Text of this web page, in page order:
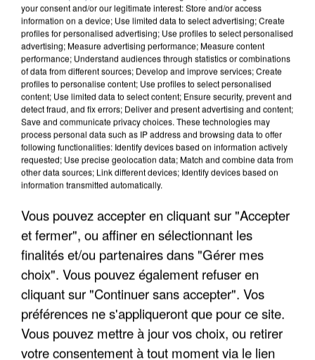
L’UN DES FONDATEURS SUPPOSÉS DE LA DZ
your consent and/or our legitimate interest: Store and/or access
information on a device; Use limited data to select advertising; Create
profiles for personalised advertising; Use profiles to select personalised
advertising; Measure advertising performance; Measure content
performance; Understand audiences through statistics or combinations
of data from different sources; Develop and improve services; Create
profiles to personalise content; Use profiles to select personalised
content; Use limited data to select content; Ensure security, prevent and
detect fraud, and fix errors; Deliver and present advertising and content;
Save and communicate privacy choices. These technologies may
process personal data such as IP address and browsing data to offer
following functionalities: Identify devices based on information actively
requested; Use precise geolocation data; Match and combine data from
other data sources; Link different devices; Identify devices based on
information transmitted automatically.
Vous pouvez accepter en cliquant sur "Accepter
et fermer", ou affiner en sélectionnant les
finalités et/ou partenaires dans "Gérer mes
choix". Vous pouvez également refuser en
cliquant sur "Continuer sans accepter". Vos
préférences ne s'appliqueront que pour ce site.
Vous pouvez mettre à jour vos choix, ou retirer
votre consentement à tout moment via le lien